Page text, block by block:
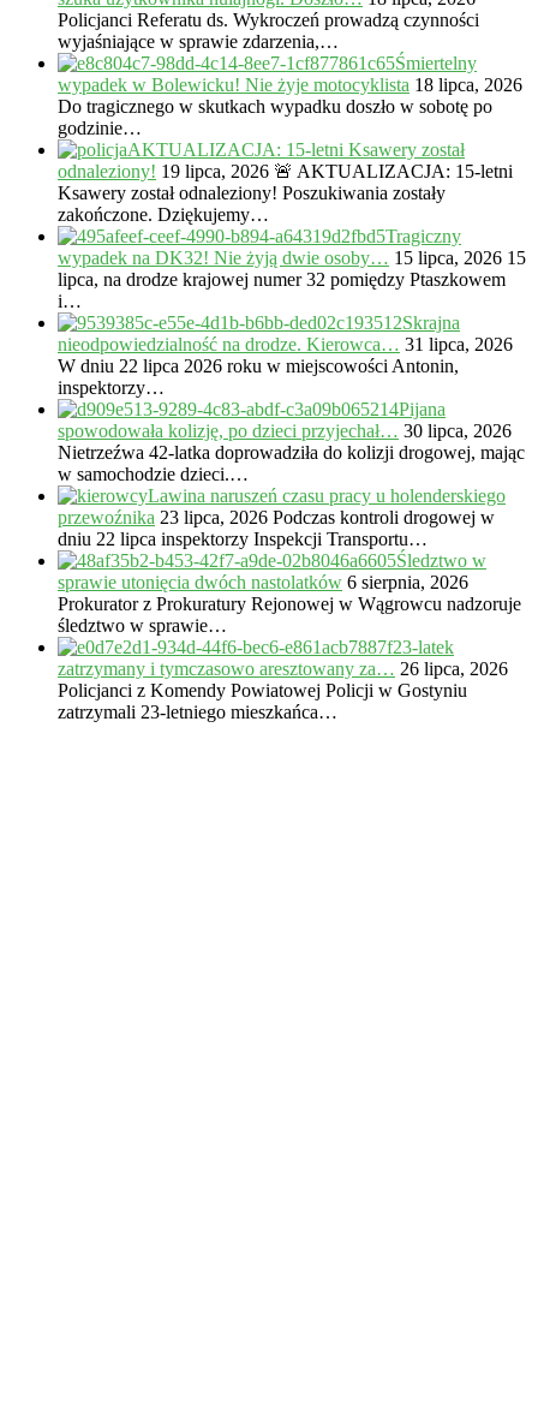
Policjanci Referatu ds. Wykroczeń prowadzą czynności
wyjaśniające w sprawie zdarzenia,…
Śmiertelny
wypadek w Bolewicku! Nie żyje motocyklista 18 lipca, 2026
Do tragicznego w skutkach wypadku doszło w sobotę po
godzinie…
AKTUALIZACJA: 15-letni Ksawery został
odnaleziony! 19 lipca, 2026 🚨 AKTUALIZACJA: 15-letni
Ksawery został odnaleziony! Poszukiwania zostały
zakończone. Dziękujemy…
Tragiczny
wypadek na DK32! Nie żyją dwie osoby… 15 lipca, 2026 15
lipca, na drodze krajowej numer 32 pomiędzy Ptaszkowem
i…
Skrajna
nieodpowiedzialność na drodze. Kierowca… 31 lipca, 2026
W dniu 22 lipca 2026 roku w miejscowości Antonin,
inspektorzy…
Pijana
spowodowała kolizję, po dzieci przyjechał… 30 lipca, 2026
Nietrzeźwa 42-latka doprowadziła do kolizji drogowej, mając
w samochodzie dzieci.…
Lawina naruszeń czasu pracy u holenderskiego
przewoźnika 23 lipca, 2026 Podczas kontroli drogowej w
dniu 22 lipca inspektorzy Inspekcji Transportu…
Śledztwo w
sprawie utonięcia dwóch nastolatków 6 sierpnia, 2026
Prokurator z Prokuratury Rejonowej w Wągrowcu nadzoruje
śledztwo w sprawie…
23-latek
zatrzymany i tymczasowo aresztowany za… 26 lipca, 2026
Policjanci z Komendy Powiatowej Policji w Gostyniu
zatrzymali 23-letniego mieszkańca…